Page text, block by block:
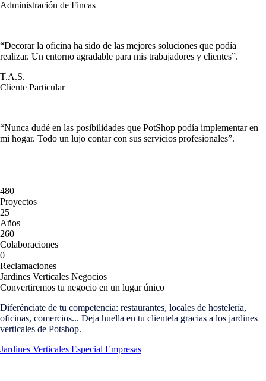
Administración de Fincas
“Decorar la oficina ha sido de las mejores soluciones que podía
realizar. Un entorno agradable para mis trabajadores y clientes”.
T.A.S.
Cliente Particular
“Nunca dudé en las posibilidades que PotShop podía implementar en
mi hogar. Todo un lujo contar con sus servicios profesionales”.
480
Proyectos
25
Años
260
Colaboraciones
0
Reclamaciones
Jardines Verticales Negocios
Convertiremos tu negocio en un lugar único
Diferénciate de tu competencia: restaurantes, locales de hostelería,
oficinas, comercios... Deja huella en tu clientela gracias a los jardines
verticales de Potshop.
Jardines Verticales Especial Empresas